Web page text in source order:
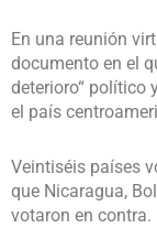
En una reunión
documento en el
deterioro“ político
el país
Veintiséis países
que Nicaragua,
votaron en contra.